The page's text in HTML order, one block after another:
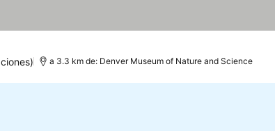
a 3.3 km de: Denver Museum of Nature and Science